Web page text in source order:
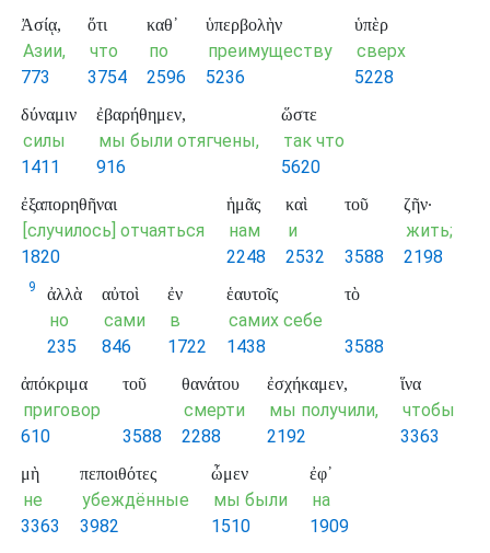
Ἀσίᾳ,
Азии,
773
ὅτι
что
3754
καθ᾽
по
2596
ὑπερβολὴν
преимуществу
5236
ὑπὲρ
сверх
5228
δύναμιν
силы
1411
ἐβαρήθημεν,
мы были отягчены,
916
ὥστε
так что
5620
ἐξαπορηθῆναι
[случилось] отчаяться
1820
ἡμᾶς
нам
2248
καὶ
и
2532
τοῦ
3588
ζῆν·
жить;
2198
9 ἀλλὰ
но
235
αὐτοὶ
сами
846
ἐν
в
1722
ἑαυτοῖς
самих себе
1438
τὸ
3588
ἀπόκριμα
приговор
610
τοῦ
3588
θανάτου
смерти
2288
ἐσχήκαμεν,
мы получили,
2192
ἵνα
чтобы
3363
μὴ
не
3363
πεποιθότες
убеждённые
3982
ὦμεν
мы были
1510
ἐφ᾽
на
1909